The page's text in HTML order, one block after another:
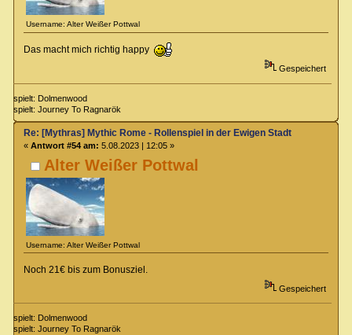
Username: Alter Weißer Pottwal
Das macht mich richtig happy
Gespeichert
spielt: Dolmenwood
spielt: Journey To Ragnarök
Alter Weißer Pottwal
Username: Alter Weißer Pottwal
Re: [Mythras] Mythic Rome - Rollenspiel in der Ewigen Stadt
« Antwort #54 am: 5.08.2023 | 12:05 »
Noch 21€ bis zum Bonusziel.
Gespeichert
spielt: Dolmenwood
spielt: Journey To Ragnarök